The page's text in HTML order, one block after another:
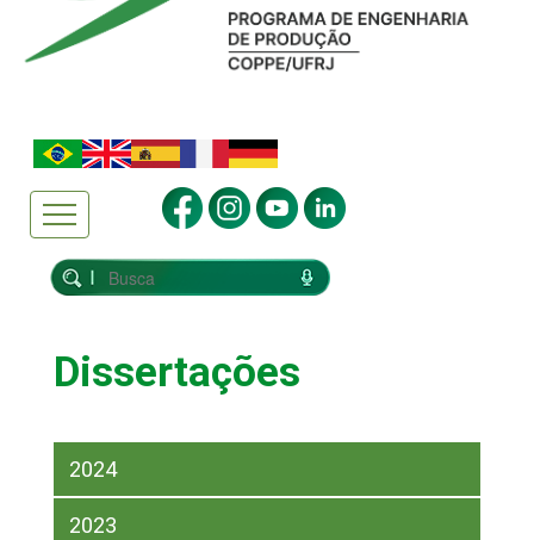
Dissertações
2024
2023